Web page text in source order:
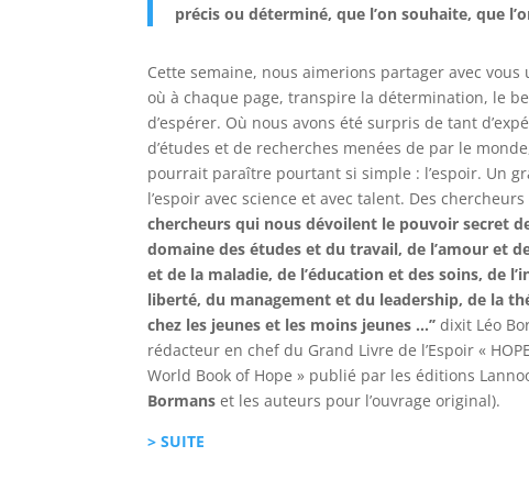
précis ou déterminé, que l’on souhaite, que
Cette semaine, nous aimerions partager avec vous
où à chaque page, transpire la détermination, le
d’espérer. Où nous avons été surpris de tant
d’études et de recherches menées de par le
pourrait paraître pourtant si simple : l’espoir. Un
l’espoir avec science et avec talent. Des
chercheurs qui nous dévoilent le pouvoir secret
domaine des études et du travail, de l’amour et
et de la maladie, de l’éducation et des soins, de
liberté, du management et du leadership, de la
chez les jeunes et les moins jeunes …’’ dixit Léo
rédacteur en chef du Grand Livre de l’Espoir «
World Book of Hope » publié par les éditions
Bormans et les auteurs pour l’ouvrage original).
> SUITE